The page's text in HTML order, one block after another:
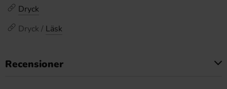
Dryck
Dryck / Läsk
Recensioner